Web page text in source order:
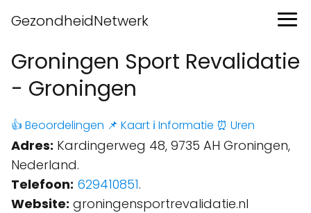
GezondheidNetwerk
Groningen Sport Revalidatie
- Groningen
👍 Beoordelingen 📌 Kaart ℹ️ Informatie ⏰ Uren
Adres: Kardingerweg 48, 9735 AH Groningen,
Nederland.
Telefoon: 629410851.
Website: groningensportrevalidatie.nl